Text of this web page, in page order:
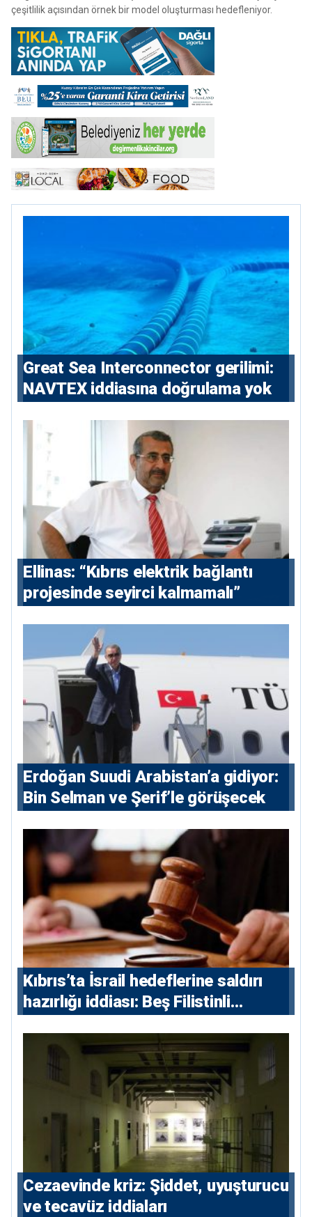
çeşitlilik açısından örnek bir model oluşturması hedefleniyor.
Great Sea Interconnector gerilimi:
NAVTEX iddiasına doğrulama yok
Ellinas: “Kıbrıs elektrik bağlantı
projesinde seyirci kalmamalı”
Erdoğan Suudi Arabistan’a gidiyor:
Bin Selman ve Şerif’le görüşecek
Kıbrıs’ta İsrail hedeflerine saldırı
hazırlığı iddiası: Beş Filistinli
Cezaevinde kriz: Şiddet, uyuşturucu
ve tecavüz iddiaları